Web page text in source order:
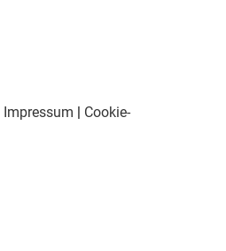
Impressum | Cookie-